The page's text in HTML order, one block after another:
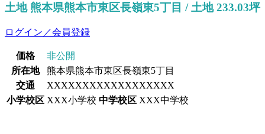
土地 熊本県熊本市東区長嶺東5丁目 / 土地 233.03坪
ログイン／会員登録
価格
非公開
所在地
熊本県熊本市東区長嶺東5丁目
交通
XXXXXXXXXXXXXXXXXX
小学校区 XXX小学校 中学校区 XXX中学校